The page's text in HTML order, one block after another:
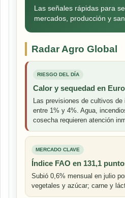
Las señales rápidas para
mercados, producción y
Radar Agro Global
RIESGO DEL DÍA
Calor y sequedad en
Las previsiones de cultivos de
entre 1% y 4%. Agua,
cosecha requieren atención
MERCADO CLAVE
Índice FAO en 131,1
Subió 0,6% mensual en julio
vegetales y azúcar; carne y